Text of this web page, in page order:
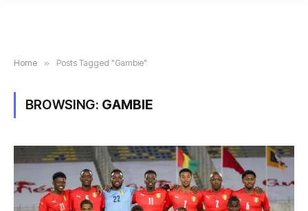
Home » Posts Tagged "Gambie"
BROWSING: GAMBIE